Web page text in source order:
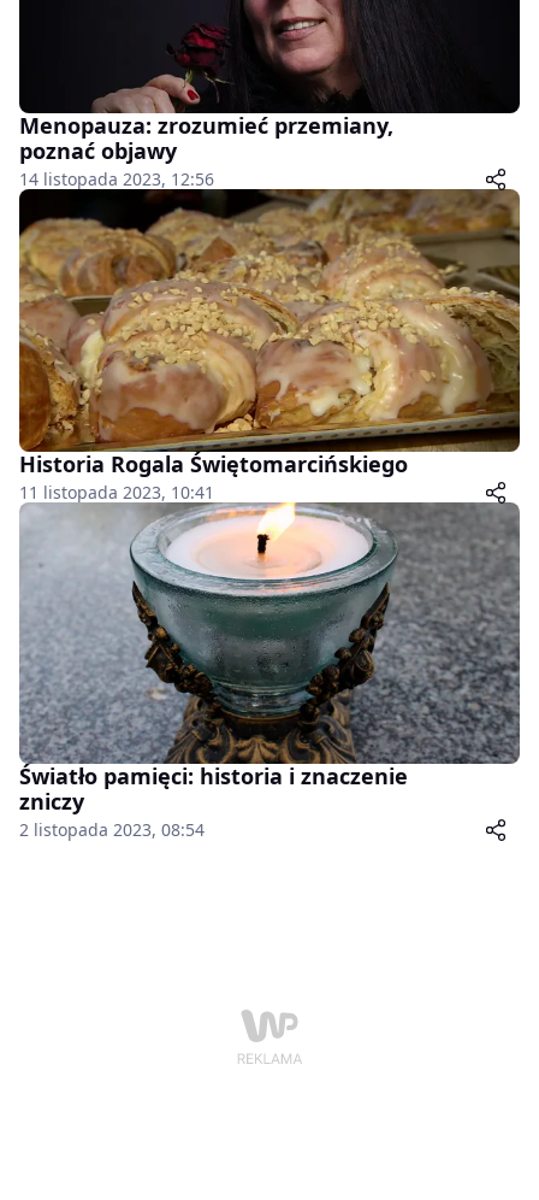
Menopauza: zrozumieć przemiany,
poznać objawy
14 listopada 2023, 12:56
Historia Rogala Świętomarcińskiego
11 listopada 2023, 10:41
Światło pamięci: historia i znaczenie
zniczy
2 listopada 2023, 08:54